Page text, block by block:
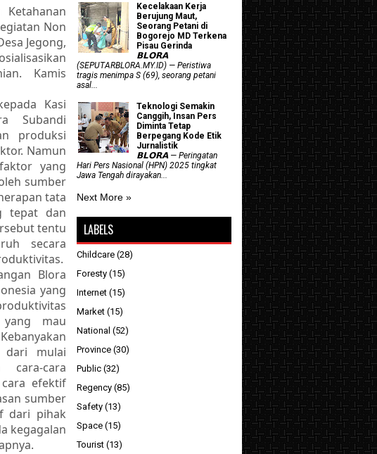
Non
Jegong,
Kamis
Kasi
Subandi
produksi
Namun
yang
sumber
tata
tepat dan
tentu
secara
Blora
yang
mau
dari mulai
cara-cara
efektif
sumber
dari pihak
kegagalan
Kecelakaan Kerja
Berujung Maut,
Seorang Petani di
Bogorejo MD Terkena
Pisau Gerinda
𝗕𝗟𝗢𝗥𝗔
(SEPUTARBLORA.MY.ID) — Peristiwa
tragis menimpa S (69), seorang petani
asal...
Teknologi Semakin
Canggih, Insan Pers
Diminta Tetap
Berpegang Kode Etik
Jurnalistik
𝗕𝗟𝗢𝗥𝗔 — Peringatan
Hari Pers Nasional (HPN) 2025 tingkat
Jawa Tengah dirayakan...
Next More »
LABELS
Childcare (28)
Foresty (15)
Internet (15)
Market (15)
National (52)
Province (30)
Public (32)
Regency (85)
Safety (13)
Space (15)
Tourist (13)